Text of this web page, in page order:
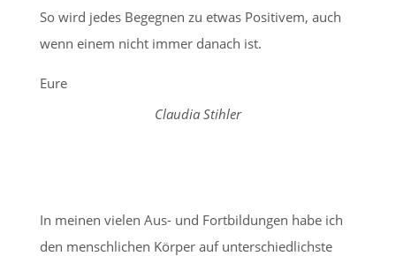
So wird jedes Begegnen zu etwas Positivem, auch
wenn einem nicht immer danach ist.
Eure
Claudia Stihler
In meinen vielen Aus- und Fortbildungen habe ich
den menschlichen Körper auf unterschiedlichste